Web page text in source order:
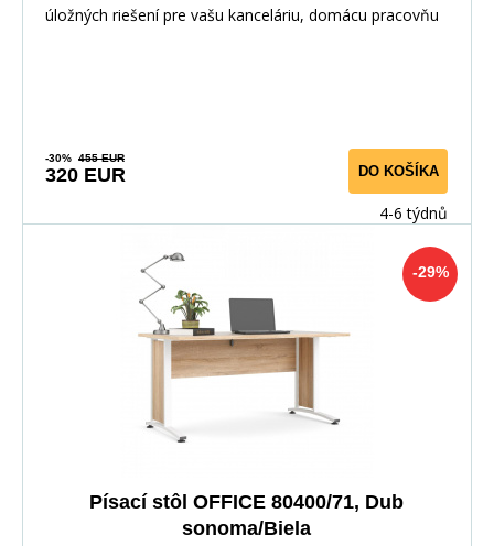
úložných riešení pre vašu kanceláriu, domácu pracovňu
-30% 455 EUR
320 EUR DO KOŠÍKA
4-6 týdnů
-29%
Písací stôl OFFICE 80400/71, Dub
sonoma/Biela